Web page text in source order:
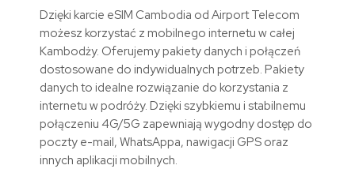
Dzięki karcie eSIM Cambodia od Airport Telecom
możesz korzystać z mobilnego internetu w całej
Kambodży. Oferujemy pakiety danych i połączeń
dostosowane do indywidualnych potrzeb. Pakiety
danych to idealne rozwiązanie do korzystania z
internetu w podróży. Dzięki szybkiemu i stabilnemu
połączeniu 4G/5G zapewniają wygodny dostęp do
poczty e-mail, WhatsAppa, nawigacji GPS oraz
innych aplikacji mobilnych.